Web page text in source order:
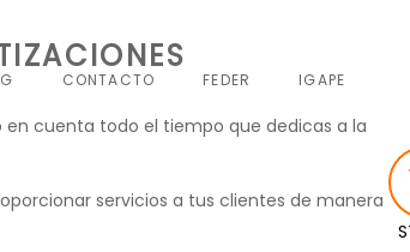
CONTACTO FEDER IGAPE
cuenta todo el tiempo que dedicas a la
servicios a tus clientes de manera